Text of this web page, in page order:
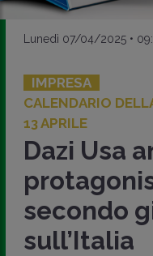
Lunedì 07/04/2025 •
IMPRESA
CALENDARIO
13 APRILE
Dazi Usa
secondo
sull’Italia